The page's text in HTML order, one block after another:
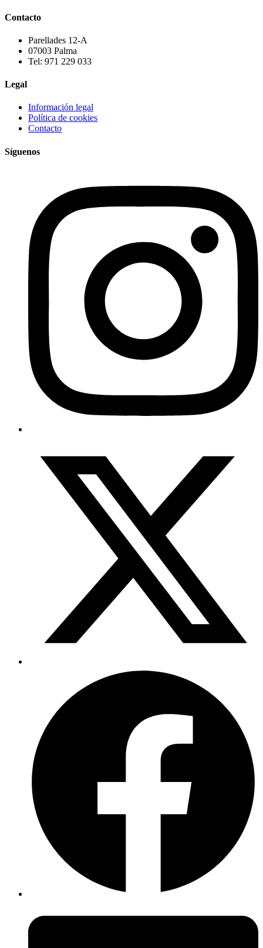
Contacto
Parellades 12-A
07003 Palma
Tel: 971 229 033
Legal
Información legal
Política de cookies
Contacto
Síguenos